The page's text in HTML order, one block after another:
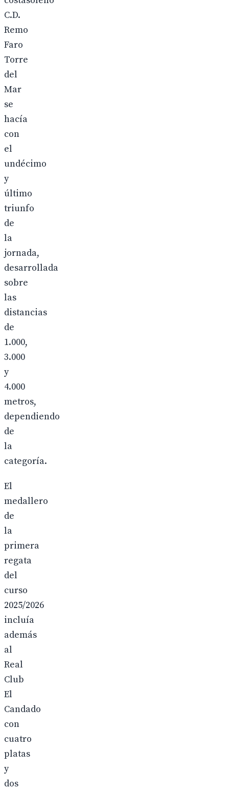
C.D.
Remo
Faro
Torre
del
Mar
se
hacía
con
el
undécimo
y
último
triunfo
de
la
jornada,
desarrollada
sobre
las
distancias
de
1.000,
3.000
y
4.000
metros,
dependiendo
de
la
categoría.
El
medallero
de
la
primera
regata
del
curso
2025/2026
incluía
además
al
Real
Club
El
Candado
con
cuatro
platas
y
dos